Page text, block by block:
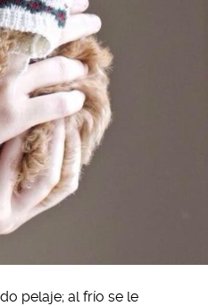
pelaje; al frío se le